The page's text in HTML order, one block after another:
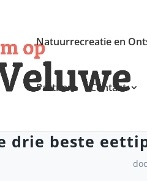
Natuurrecreatie en
Partners Contact
drie beste